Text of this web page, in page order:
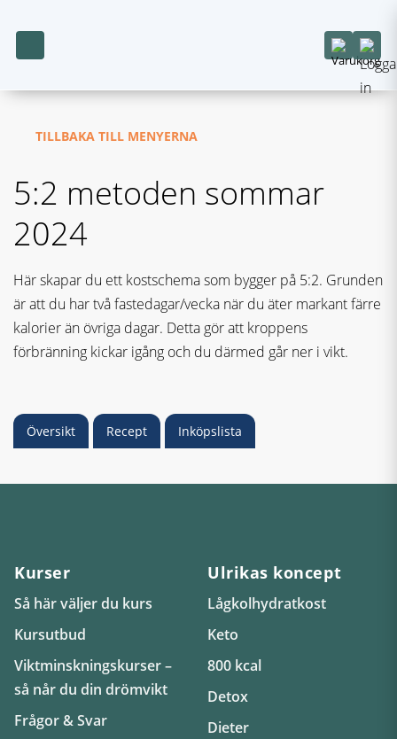
TILLBAKA TILL MENYERNA
5:2 metoden sommar
2024
Här skapar du ett kostschema som bygger på 5:2. Grunden
är att du har två fastedagar/vecka när du äter markant färre
kalorier än övriga dagar. Detta gör att kroppens
förbränning kickar igång och du därmed går ner i vikt.
Översikt Recept Inköpslista
Kurser
Så här väljer du kurs
Kursutbud
Viktminskningskurser –
så når du din drömvikt
Frågor & Svar
Ulrikas koncept
Lågkolhydratkost
Keto
800 kcal
Detox
Dieter